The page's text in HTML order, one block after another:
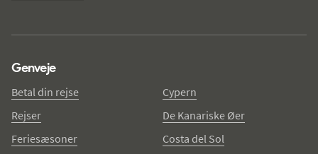
Genveje
Betal din rejse
Rejser
Feriesæsoner
Cypern
De Kanariske Øer
Costa del Sol